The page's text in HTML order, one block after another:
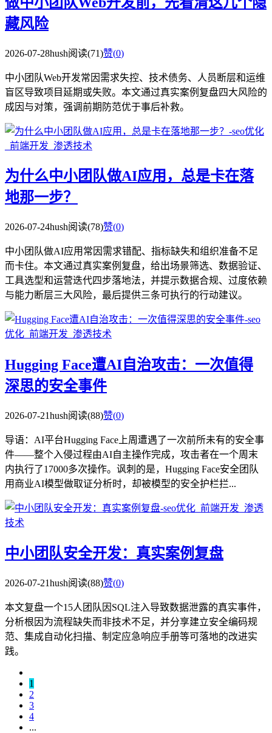
藏风险
2026-07-28hush阅读(71)赞(0)
中小团队Web开发常因需求失控、技术债务、人员断层和运维
盲区导致项目延期或失败。本文通过真实案例复盘四大风险的
成因与对策，强调前期防范优于事后补救。
为什么中小团队做AI应用，总是卡在落
地那一步？
2026-07-24hush阅读(78)赞(0)
中小团队做AI应用常因需求错配、指标缺失和组织准备不足
而卡住。本文通过真实案例复盘，给出场景筛选、数据验证、
工具选型和运营迭代四步落地法，并提示数据合规、过度依赖
与能力断层三大风险，最后提供三条可执行的行动建议。
Hugging Face遭AI自治攻击：一次值得
深思的安全事件
2026-07-21hush阅读(88)赞(0)
导语：AI平台Hugging Face上周遭遇了一次前所未有的安全事
件——整个入侵过程由AI自主操作完成，攻击者在一个周末
内执行了17000多次操作。讽刺的是，Hugging Face安全团队
用商业AI模型做取证分析时，却被模型的安全护栏拦...
中小团队安全开发：真实案例复盘
2026-07-21hush阅读(88)赞(0)
本文复盘一个15人团队因SQL注入导致数据泄露的真实事件，
分析根因为流程缺失而非技术不足，并分享建立安全编码规
范、集成自动化扫描、制定应急响应手册等可落地的改进实
践。
1
2
3
4
...